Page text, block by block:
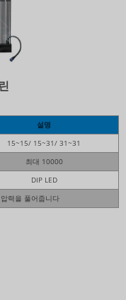
설명
15~15/ 15~31/ 31~31
최대 10000
DIP LED
력을 풀어줍니다